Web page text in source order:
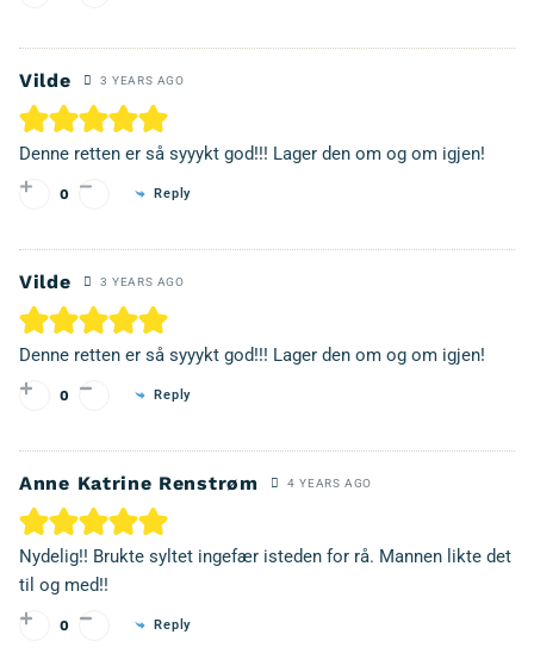
Vilde 3 YEARS AGO
Denne retten er så syyykt god!!! Lager den om og om igjen!
0 Reply
Vilde 3 YEARS AGO
Denne retten er så syyykt god!!! Lager den om og om igjen!
0 Reply
Anne Katrine Renstrøm 4 YEARS AGO
Nydelig!! Brukte syltet ingefær isteden for rå. Mannen likte det
til og med!!
0 Reply